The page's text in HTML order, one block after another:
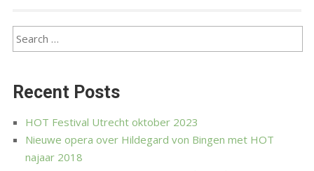
Recent Posts
HOT Festival Utrecht oktober 2023
Nieuwe opera over Hildegard von Bingen met HOT
najaar 2018